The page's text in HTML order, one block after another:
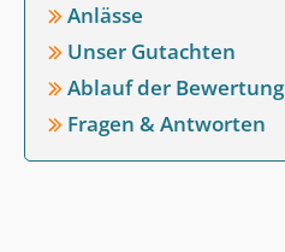
Anlässe
Unser Gutachten
Ablauf der Bewertung
Fragen & Antworten